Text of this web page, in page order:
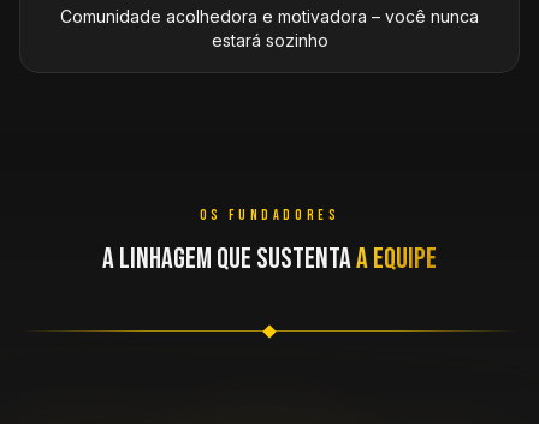
Comunidade acolhedora e motivadora – você nunca
estará sozinho
OS FUNDADORES
A LINHAGEM QUE SUSTENTAA EQUIPE